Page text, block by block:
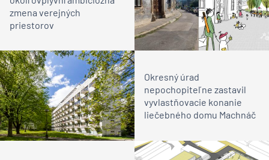
zmena verejných
priestorov
Okresný úrad
nepochopiteľne zastavil
vyvlastňovacie konanie
liečebného domu Machnáč